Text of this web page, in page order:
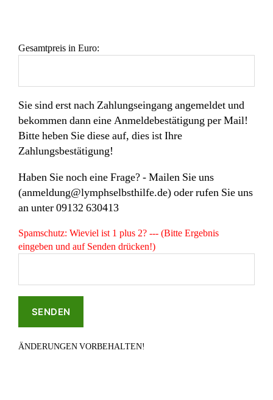
Gesamtpreis in Euro:
Sie sind erst nach Zahlungseingang angemeldet und
bekommen dann eine Anmeldebestätigung per Mail!
Bitte heben Sie diese auf, dies ist Ihre
Zahlungsbestätigung!
Haben Sie noch eine Frage? - Mailen Sie uns
(anmeldung@lymphselbsthilfe.de) oder rufen Sie uns
an unter 09132 630413
Spamschutz: Wieviel ist 1 plus 2? --- (Bitte Ergebnis
eingeben und auf Senden drücken!)
ÄNDERUNGEN VORBEHALTEN!